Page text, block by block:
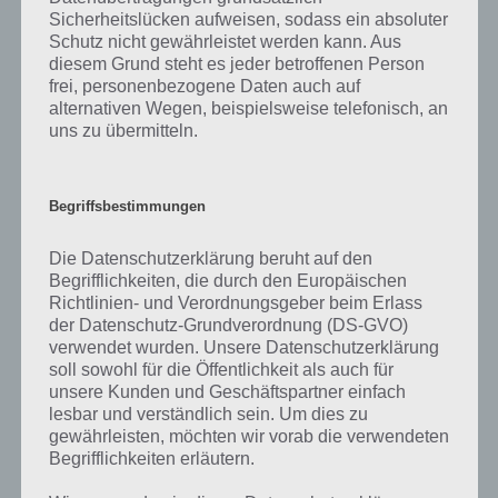
Brain Out ist nicht wie jede andere Spiele App, denn hier musst du
gezielt um die Ecke denken und alles auf die Goldwaage legen, um
die Level erfolgreich abzuschließen. Hier musst du Gegenstände
verschieben, die richtige Lösung antippen, das Ergebnis eintragen,
dein Gerät schütteln oder neigen oder auch mehrere Gesten
gleichzeitig machen.
nehmen wollen.
Mit über 1 Million Downloads gehört Brain Out aber zu den
erfolgreicheren. Nervig ist hier jedoch die Werbung, sodass du hier
mit unserer Lösung auch ohne diese schauen zu müssen
weiterkommst.
[index]
Sollte die dargestellte Lösung nicht mehr stimmen, kannst du dich
gerne in den Kommentaren melden!
Sicherheitslücken aufweisen, sodass ein absoluter
Schutz nicht gewährleistet werden kann. Aus
diesem Grund steht es jeder betroffenen Person
frei, personenbezogene Daten auch auf
alternativen Wegen, beispielsweise telefonisch, an
uns zu übermitteln.
Begriffsbestimmungen
Die Datenschutzerklärung beruht auf den
Begrifflichkeiten, die durch den Europäischen
Richtlinien- und Verordnungsgeber beim Erlass
der Datenschutz-Grundverordnung (DS-GVO)
verwendet wurden. Unsere Datenschutzerklärung
soll sowohl für die Öffentlichkeit als auch für
unsere Kunden und Geschäftspartner einfach
lesbar und verständlich sein. Um dies zu
gewährleisten, möchten wir vorab die verwendeten
Begrifflichkeiten erläutern.